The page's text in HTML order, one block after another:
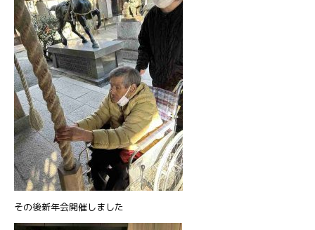
その後新年会開催しました